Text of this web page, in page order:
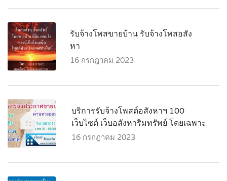
รับจ้างโพสขายบ้าน รับจ้างโพสอสัง
หา
16 กรกฎาคม 2023
บริการรับจ้างโพสต์อสังหาฯ 100
เว็บไซต์ เว็บอสังหาริมทรัพย์ โดยเฉพาะ
16 กรกฎาคม 2023